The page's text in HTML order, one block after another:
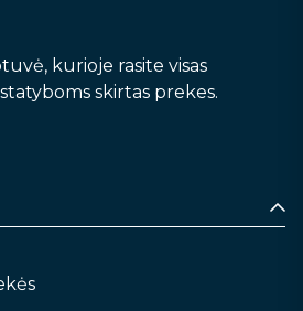
kurioje rasite visas
skirtas prekes.